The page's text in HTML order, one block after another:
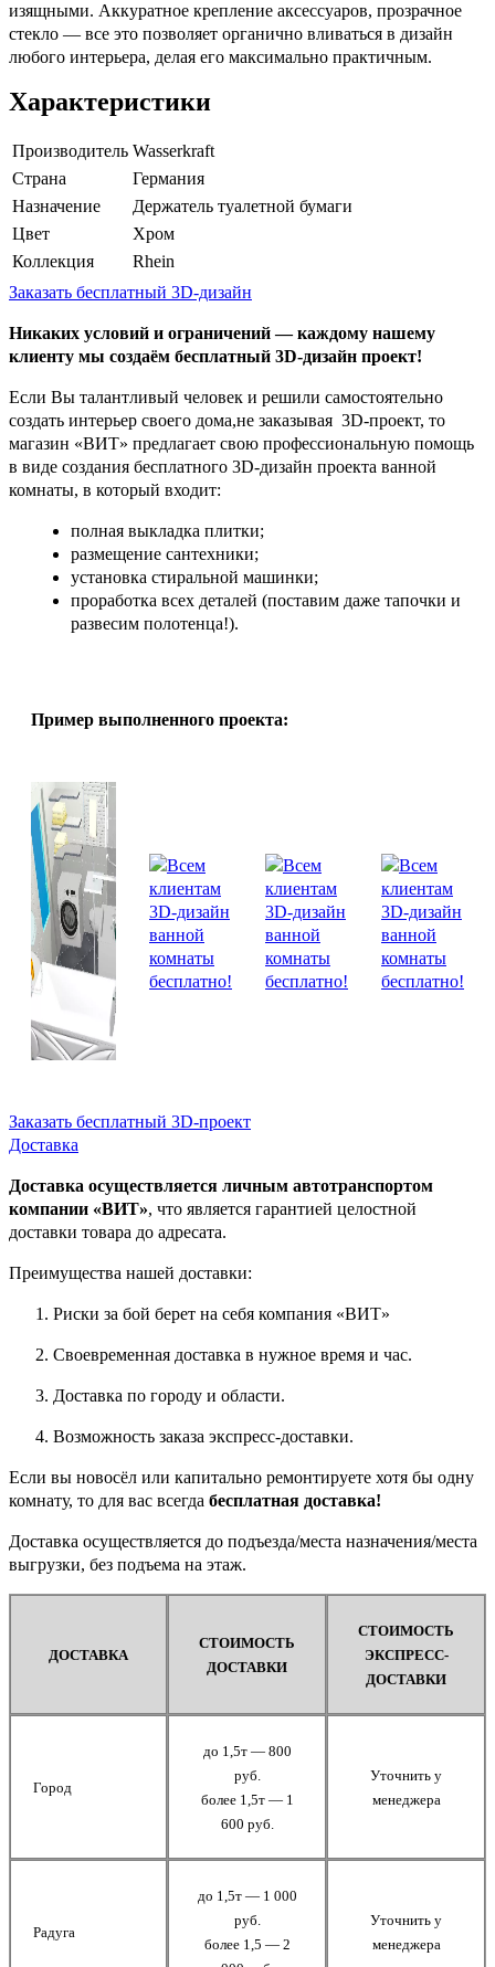
изящными. Аккуратное крепление аксессуаров, прозрачное
стекло — все это позволяет органично вливаться в дизайн
любого интерьера, делая его максимально практичным.
Характеристики
Производитель Wasserkraft
Страна
Германия
Назначение
Держатель туалетной бумаги
Цвет
Хром
Коллекция
Rhein
Заказать бесплатный 3D-дизайн
Никаких условий и ограничений — каждому нашему
клиенту мы создаём бесплатный 3D-дизайн проект!
Если Вы талантливый человек и решили самостоятельно
создать интерьер своего дома,не заказывая 3D-проект, то
магазин «ВИТ» предлагает свою профессиональную помощь
в виде создания бесплатного 3D-дизайн проекта ванной
комнаты, в который входит:
полная выкладка плитки;
размещение сантехники;
установка стиральной машинки;
проработка всех деталей (поставим даже тапочки и
развесим полотенца!).
Пример выполненного проекта:
Заказать бесплатный 3D-проект
Доставка
Доставка осуществляется личным автотранспортом
компании «ВИТ», что является гарантией целостной
доставки товара до адресата.
Преимущества нашей доставки:
Риски за бой берет на себя компания «ВИТ»
Своевременная доставка в нужное время и час.
Доставка по городу и области.
Возможность заказа экспресс-доставки.
Если вы новосёл или капитально ремонтируете хотя бы одну
комнату, то для вас всегда бесплатная доставка!
Доставка осуществляется до подъезда/места назначения/места
выгрузки, без подъема на этаж.
ДОСТАВКА
СТОИМОСТЬ
ДОСТАВКИ
СТОИМОСТЬ
ЭКСПРЕСС-
ДОСТАВКИ
Город
до 1,5т — 800
руб.
более 1,5т — 1
600 руб.
Уточнить у
менеджера
Радуга
до 1,5т — 1 000
руб.
более 1,5 — 2
Уточнить у
менеджера